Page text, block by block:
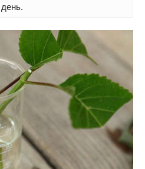
день.